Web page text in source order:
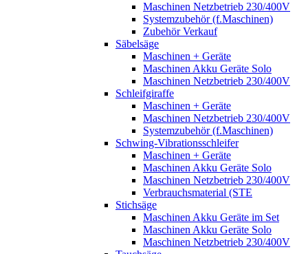
Maschinen Netzbetrieb 230/400V
Systemzubehör (f.Maschinen)
Zubehör Verkauf
Säbelsäge
Maschinen + Geräte
Maschinen Akku Geräte Solo
Maschinen Netzbetrieb 230/400V
Schleifgiraffe
Maschinen + Geräte
Maschinen Netzbetrieb 230/400V
Systemzubehör (f.Maschinen)
Schwing-Vibrationsschleifer
Maschinen + Geräte
Maschinen Akku Geräte Solo
Maschinen Netzbetrieb 230/400V
Verbrauchsmaterial (STE
Stichsäge
Maschinen Akku Geräte im Set
Maschinen Akku Geräte Solo
Maschinen Netzbetrieb 230/400V